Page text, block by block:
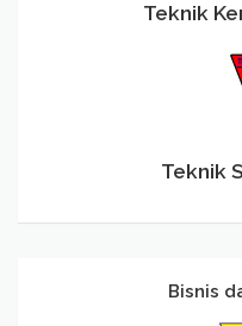
Teknik
Teknik
Bisnis